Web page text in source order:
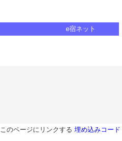
e宿ネット
このページにリンクする 埋め込みコード